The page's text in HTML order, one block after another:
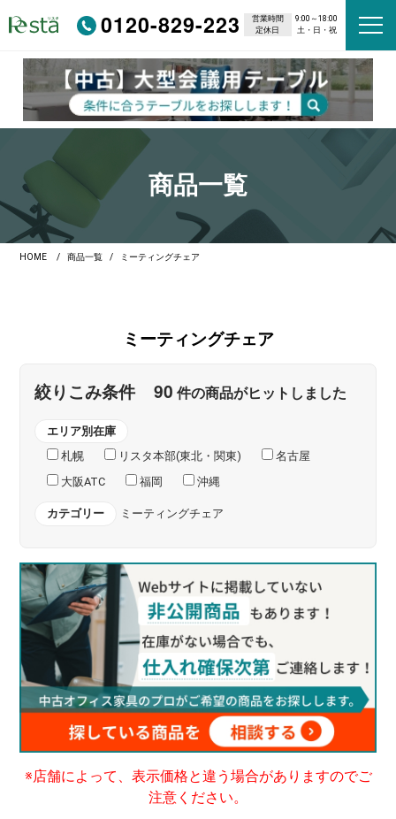
0120-829-223 営業時間
9:00～18:00
定休日
土・日・祝
商品一覧
HOME 商品一覧 ミーティングチェア
ミーティングチェア
絞りこみ条件 90 件の商品がヒットしました
エリア別在庫
札幌
リスタ本部(東北・関東)
名古屋
大阪ATC
福岡 沖縄
カテゴリー ミーティングチェア
※店舗によって、表示価格と違う場合がありますのでご
注意ください。